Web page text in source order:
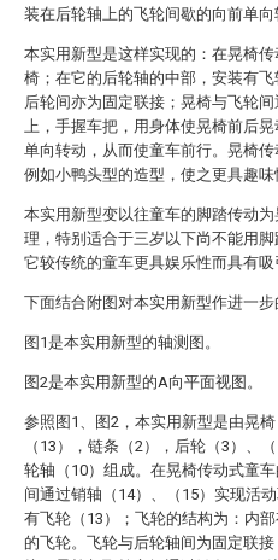
装在后轮轴上的飞轮间歇的向前单向
本实用新型是这样实现的：在晃椅
椅；在它的后轮轴的中部，安装有
后轮间亦为固定联接；晃椅与飞轮
上，手握车把，用身体使晃椅前后
单向转动，从而使童车前行。晃椅
例如小鸭头型的造型，使之更具趣味
本实用新型变以往童车的脚踏传动
理，特别适合于三岁以下尚不能用
它较传统的童车更具娱乐性而具有吸
下面结合附图对本实用新型作进一步
图1是本实用新型的轴测图。
图2是本实用新型的A向平面视图。
参照图1、图2，本实用新型是由晃
（13），链条（2），后轮（3）、
轮轴（10）组成。在晃椅传动式童
间通过销轴（14）、（15）实现活
有飞轮（13）；飞轮的结构为：内
的飞轮。飞轮与后轮轴间为固定联